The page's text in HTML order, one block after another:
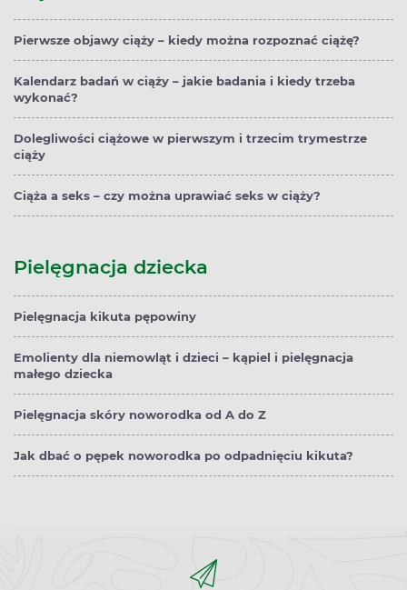
Pierwsze objawy ciąży – kiedy można rozpoznać ciążę?
Kalendarz badań w ciąży – jakie badania i kiedy trzeba
wykonać?
Dolegliwości ciążowe w pierwszym i trzecim trymestrze
ciąży
Ciąża a seks – czy można uprawiać seks w ciąży?
Pielęgnacja dziecka
Pielęgnacja kikuta pępowiny
Emolienty dla niemowląt i dzieci – kąpiel i pielęgnacja
małego dziecka
Pielęgnacja skóry noworodka od A do Z
Jak dbać o pępek noworodka po odpadnięciu kikuta?